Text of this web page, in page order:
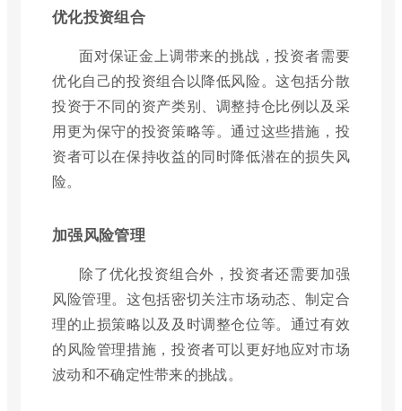
优化投资组合
面对保证金上调带来的挑战，投资者需要
优化自己的投资组合以降低风险。这包括分散
投资于不同的资产类别、调整持仓比例以及采
用更为保守的投资策略等。通过这些措施，投
资者可以在保持收益的同时降低潜在的损失风
险。
加强风险管理
除了优化投资组合外，投资者还需要加强
风险管理。这包括密切关注市场动态、制定合
理的止损策略以及及时调整仓位等。通过有效
的风险管理措施，投资者可以更好地应对市场
波动和不确定性带来的挑战。